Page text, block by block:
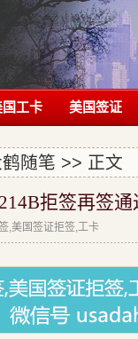
国工卡 美国签证
随笔 >> 正文
拒签再签通
,美国签证拒签,工卡